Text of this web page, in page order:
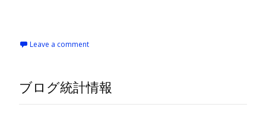
Leave a comment
ブログ統計情報